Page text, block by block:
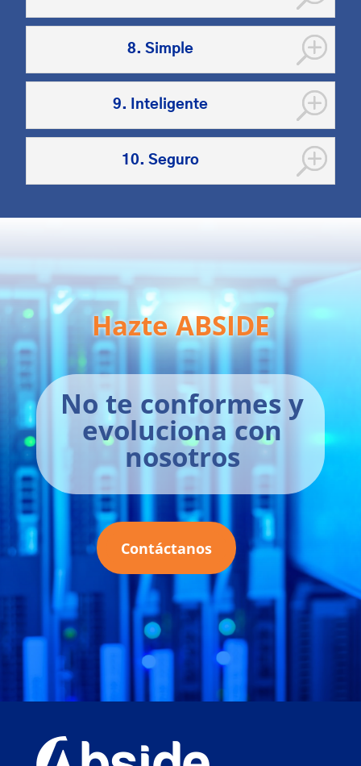
8. Simple
9. Inteligente
10. Seguro
Hazte ABSIDE
No te conformes y
evoluciona con
nosotros
Contáctanos